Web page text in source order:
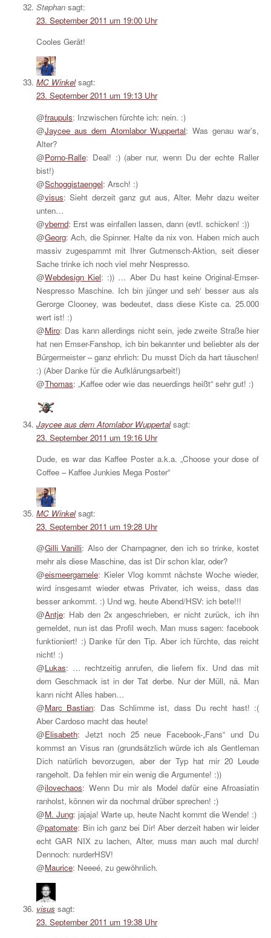
Stephan sagt:
23. September 2011 um 19:00 Uhr
Cooles Gerät!
MC Winkel sagt:
23. September 2011 um 19:13 Uhr
@fraupuls: Inzwischen fürchte ich: nein. :)
@Jaycee aus dem Atomlabor Wuppertal: Was genau war’s,
Alter?
@Porno-Ralle: Deal! :) (aber nur, wenn Du der echte Raller
bist!)
@Schoggistaengel: Arsch! :)
@visus: Sieht derzeit ganz gut aus, Alter. Mehr dazu weiter
unten…
@vbernd: Erst was einfallen lassen, dann (evtl. schicken! :))
@Georg: Ach, die Spinner. Halte da nix von. Haben mich auch
massiv zugespammt mit Ihrer Gutmensch-Aktion, seit dieser
Sache trinke ich noch viel mehr Nespresso.
@Webdesign Kiel: :)) … Aber Du hast keine Original-Emser-
Nespresso Maschine. Ich bin jünger und seh‘ besser aus als
Gerorge Clooney, was bedeutet, dass diese Kiste ca. 25.000
wert ist! :)
@Miro: Das kann allerdings nicht sein, jede zweite Straße hier
hat nen Emser-Fanshop, ich bin bekannter und beliebter als der
Bürgermeister – ganz ehrlich: Du musst Dich da hart täuschen!
:) (Aber Danke für die Aufklärungsarbeit!)
@Thomas: „Kaffee oder wie das neuerdings heißt“ sehr gut! :)
Jaycee aus dem Atomlabor Wuppertal sagt:
23. September 2011 um 19:16 Uhr
Dude, es war das Kaffee Poster a.k.a. „Choose your dose of
Coffee – Kaffee Junkies Mega Poster“
MC Winkel sagt:
23. September 2011 um 19:28 Uhr
@Gilli Vanilli: Also der Champagner, den ich so trinke, kostet
mehr als diese Maschine, das ist Dir schon klar, oder?
@eismeergarnele: Kieler Vlog kommt nächste Woche wieder,
wird insgesamt wieder etwas Privater, ich weiss, dass das
besser ankommt. :) Und wg. heute Abend/HSV: ich bete!!!
@Antje: Hab den 2x angeschrieben, er nicht zurück, ich ihn
gemeldet, nun ist das Profil wech. Man muss sagen: facebook
funktioniert! :) Danke für den Tip. Aber ich fürchte, das reicht
nicht! :)
@Lukas: … rechtzeitig anrufen, die liefern fix. Und das mit
dem Geschmack ist in der Tat derbe. Nur der Müll, nä. Man
kann nicht Alles haben…
@Marc Bastian: Das Schlimme ist, dass Du recht hast! :(
Aber Cardoso macht das heute!
@Elisabeth: Jetzt noch 25 neue Facebook-„Fans“ und Du
kommst an Visus ran (grundsätzlich würde ich als Gentleman
Dich natürlich bevorzugen, aber der Typ hat mir 20 Leude
rangeholt. Da fehlen mir ein wenig die Argumente! :))
@ilovechaos: Wenn Du mir als Model dafür eine Afroasiatin
ranholst, können wir da nochmal drüber sprechen! :)
@M. Jung: jajaja! Warte up, heute Nacht kommt die Wende! :)
@patomate: Bin ich ganz bei Dir! Aber derzeit haben wir leider
echt GAR NIX zu lachen, Alter, muss man auch mal durch!
Dennoch: nurderHSV!
@Maurice: Neeeé, zu gewöhnlich.
visus sagt:
23. September 2011 um 19:38 Uhr